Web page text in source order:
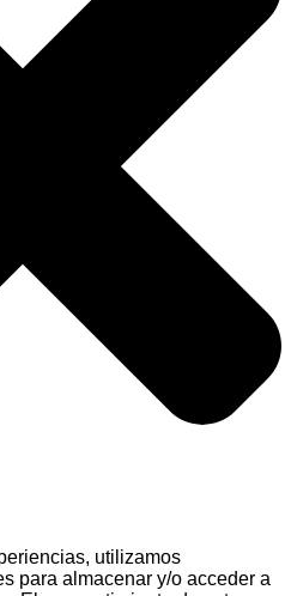
utilizamos
para almacenar y/o acceder a